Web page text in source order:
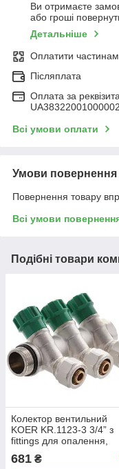
Ви отримаєте
або гроші
Детальніше
Оплатити
Післяплата
Оплата за
Всі умови оплати
Умови повернення
Повернення товару
Всі умови
Подібні товари
Колектор вентильний
KOER KR.1123-3 3/4” з
fittings для опалення,
681 ₴